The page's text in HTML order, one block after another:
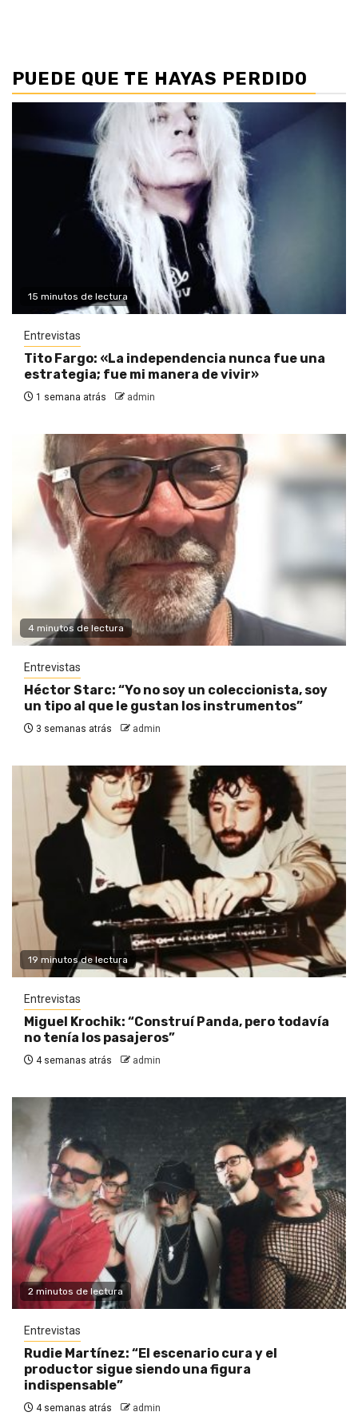
PUEDE QUE TE HAYAS PERDIDO
15 minutos de lectura
Entrevistas
Tito Fargo: «La independencia nunca fue una
estrategia; fue mi manera de vivir»
1 semana atrás admin
4 minutos de lectura
Entrevistas
Héctor Starc: “Yo no soy un coleccionista, soy
un tipo al que le gustan los instrumentos”
3 semanas atrás admin
19 minutos de lectura
Entrevistas
Miguel Krochik: “Construí Panda, pero todavía
no tenía los pasajeros”
4 semanas atrás admin
2 minutos de lectura
Entrevistas
Rudie Martínez: “El escenario cura y el
productor sigue siendo una figura
indispensable”
4 semanas atrás admin